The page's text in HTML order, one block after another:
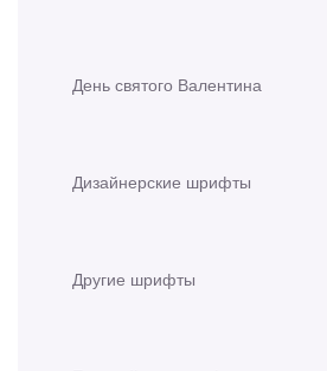
День святого Валентина
Дизайнерские шрифты
Другие шрифты